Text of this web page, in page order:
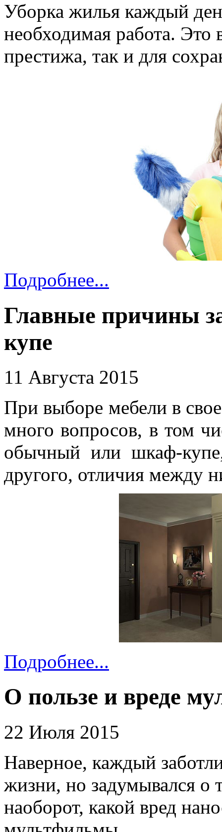
Уборка жилья каждый
необходимая работа. Это
престижа, так и для
Подробнее...
Главные причины
купе
11 Августа 2015
При выборе мебели в
много вопросов, в том
обычный или шкаф-
другого, отличия между
Подробнее...
О пользе и вреде
22 Июля 2015
Наверное, каждый
жизни, но задумывался о
наоборот, какой вред